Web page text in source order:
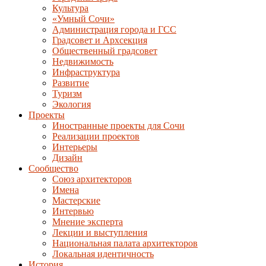
Культура
«Умный Сочи»
Администрация города и ГСС
Градсовет и Архсекция
Общественный градсовет
Недвижимость
Инфраструктура
Развитие
Туризм
Экология
Проекты
Иностранные проекты для Сочи
Реализации проектов
Интерьеры
Дизайн
Сообщество
Союз архитекторов
Имена
Мастерские
Интервью
Мнение эксперта
Лекции и выступления
Национальная палата архитекторов
Локальная идентичность